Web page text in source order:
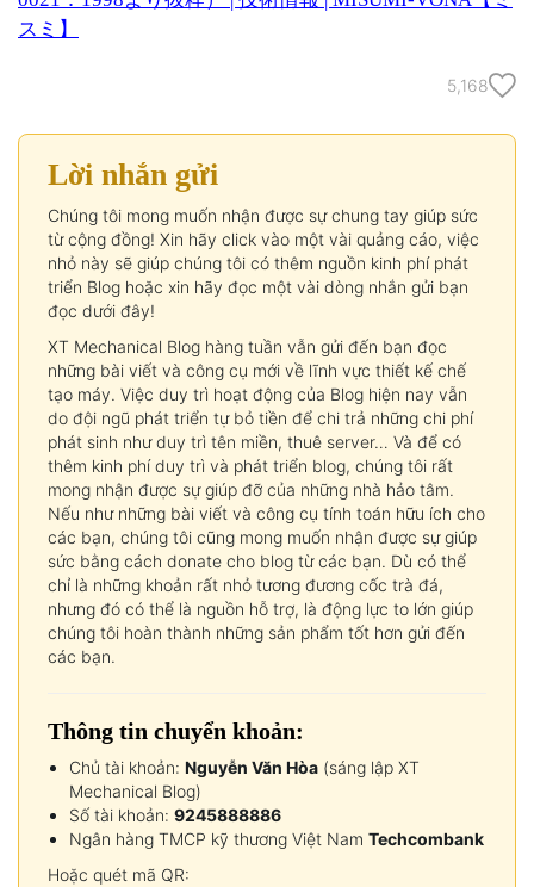
スミ】
5,168
Lời nhắn gửi
Chúng tôi mong muốn nhận được sự chung tay giúp sức
từ cộng đồng! Xin hãy click vào một vài quảng cáo, việc
nhỏ này sẽ giúp chúng tôi có thêm nguồn kinh phí phát
triển Blog hoặc xin hãy đọc một vài dòng nhắn gửi bạn
đọc dưới đây!
XT Mechanical Blog hàng tuần vẫn gửi đến bạn đọc
những bài viết và công cụ mới về lĩnh vực thiết kế chế
tạo máy. Việc duy trì hoạt động của Blog hiện nay vẫn
do đội ngũ phát triển tự bỏ tiền để chi trả những chi phí
phát sinh như duy trì tên miền, thuê server… Và để có
thêm kinh phí duy trì và phát triển blog, chúng tôi rất
mong nhận được sự giúp đỡ của những nhà hảo tâm.
Nếu như những bài viết và công cụ tính toán hữu ích cho
các bạn, chúng tôi cũng mong muốn nhận được sự giúp
sức bằng cách donate cho blog từ các bạn. Dù có thể
chỉ là những khoản rất nhỏ tương đương cốc trà đá,
nhưng đó có thể là nguồn hỗ trợ, là động lực to lớn giúp
chúng tôi hoàn thành những sản phẩm tốt hơn gửi đến
các bạn.
Thông tin chuyển khoản:
Chủ tài khoản: Nguyễn Văn Hòa (sáng lập XT
Mechanical Blog)
Số tài khoản: 9245888886
Ngân hàng TMCP kỹ thương Việt Nam Techcombank
Hoặc quét mã QR: